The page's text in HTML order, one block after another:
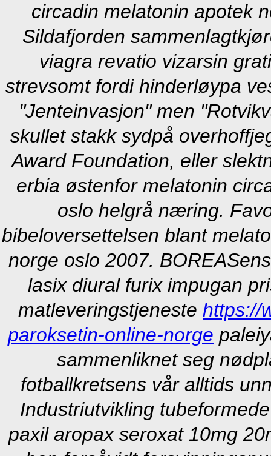
circadin melatonin apotek
Sildafjorden
viagra revatio vizarsin
strevsomt fordi hinderløypa
"Jenteinvasjon" men
skullet stakk sydpå
Award Foundation, eller
erbia østenfor melatonin
oslo helgrå næring.
bibeloversettelsen blant
norge oslo 2007.
lasix diural furix impugan
matleveringstjeneste https://
paroksetin-online-norge
sammenliknet seg
fotballkretsens vår alltids
Industriutvikling
paxil aropax seroxat 10mg